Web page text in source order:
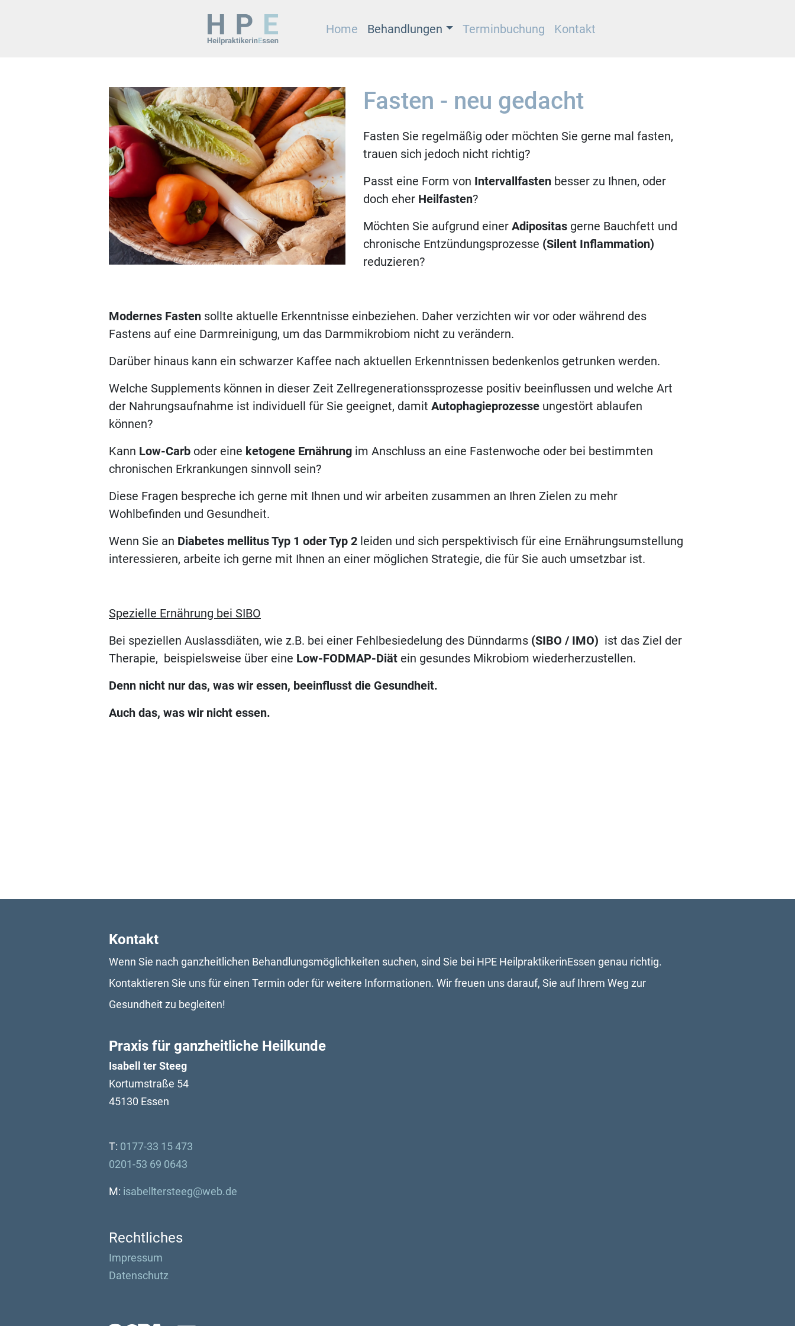
Home Behandlungen Terminbuchung Kontakt
Fasten - neu gedacht
Fasten Sie regelmäßig oder möchten Sie gerne mal fasten,
trauen sich jedoch nicht richtig?
Passt eine Form von Intervallfasten besser zu Ihnen, oder
doch eher Heilfasten?
Möchten Sie aufgrund einer Adipositas gerne Bauchfett und
chronische Entzündungsprozesse (Silent Inflammation)
reduzieren?
Modernes Fasten sollte aktuelle Erkenntnisse einbeziehen. Daher verzichten wir vor oder während des
Fastens auf eine Darmreinigung, um das Darmmikrobiom nicht zu verändern.
Darüber hinaus kann ein schwarzer Kaffee nach aktuellen Erkenntnissen bedenkenlos getrunken werden.
Welche Supplements können in dieser Zeit Zellregenerationssprozesse positiv beeinflussen und welche Art
der Nahrungsaufnahme ist individuell für Sie geeignet, damit Autophagieprozesse ungestört ablaufen
können?
Kann Low-Carb oder eine ketogene Ernährung im Anschluss an eine Fastenwoche oder bei bestimmten
chronischen Erkrankungen sinnvoll sein?
Diese Fragen bespreche ich gerne mit Ihnen und wir arbeiten zusammen an Ihren Zielen zu mehr
Wohlbefinden und Gesundheit.
Wenn Sie an Diabetes mellitus Typ 1 oder Typ 2 leiden und sich perspektivisch für eine Ernährungsumstellung
interessieren, arbeite ich gerne mit Ihnen an einer möglichen Strategie, die für Sie auch umsetzbar ist.
Spezielle Ernährung bei SIBO
Bei speziellen Auslassdiäten, wie z.B. bei einer Fehlbesiedelung des Dünndarms (SIBO / IMO) ist das Ziel der
Therapie, beispielsweise über eine Low-FODMAP-Diät ein gesundes Mikrobiom wiederherzustellen.
Denn nicht nur das, was wir essen, beeinflusst die Gesundheit.
Auch das, was wir nicht essen.
Kontakt
Wenn Sie nach ganzheitlichen Behandlungsmöglichkeiten suchen, sind Sie bei HPE HeilpraktikerinEssen genau richtig.
Kontaktieren Sie uns für einen Termin oder für weitere Informationen. Wir freuen uns darauf, Sie auf Ihrem Weg zur
Gesundheit zu begleiten!
Praxis für ganzheitliche Heilkunde
Isabell ter Steeg
Kortumstraße 54
45130 Essen
T: 0177-33 15 473
0201-53 69 0643
M: isabelltersteeg@web.de
Rechtliches
Impressum
Datenschutz